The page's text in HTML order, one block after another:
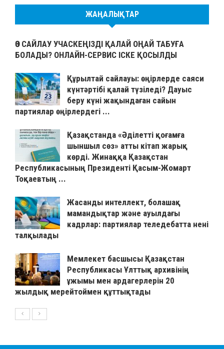
ЖАҢАЛЫҚТАР
ӨЗ САЙЛАУ УЧАСКЕҢІЗДІ ҚАЛАЙ ОҢАЙ ТАБУҒА
БОЛАДЫ? ОНЛАЙН-СЕРВИС ІСКЕ ҚОСЫЛДЫ
Құрылтай сайлауы: өңірлерде саяси
күнтәртібі қалай түзіледі? Дауыс
беру күні жақындаған сайын
партиялар өңірлердегі ...
Қазақстанда «Әділетті қоғамға
шыншыл сөз» атты кітап жарық
көрді. Жинаққа Қазақстан
Республикасының Президенті Қасым-Жомарт
Тоқаевтың ...
Жасанды интеллект, болашақ
мамандықтар және ауылдағы
кадрлар: партиялар теледебатта нені
талқылады
Мемлекет басшысы Қазақстан
Республикасы Ұлттық архивінің
ұжымы мен ардагерлерін 20
жылдық мерейтоймен құттықтады